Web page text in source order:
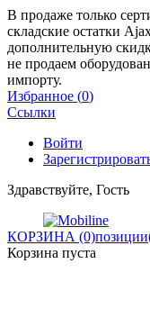
В продаже только
складские остатки
дополнительную
не продаем
импорту.
Избранное (0)
Ссылки
Войти
Здравствуйте, Гость
КОРЗИНА (0)
Корзина пуста